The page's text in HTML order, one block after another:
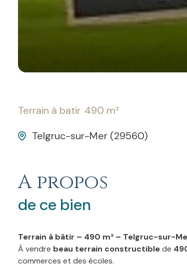
Terrain à batir 490 m²
Telgruc-sur-Mer (29560)
A propos
de ce bien
Terrain à bâtir – 490 m² – Telgruc-sur-
À vendre beau terrain constructiblede
commerces et des écoles.